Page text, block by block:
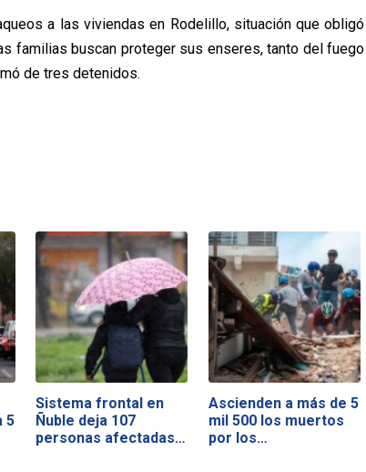
a las viviendas en Rodelillo, situación que obligó
familias buscan proteger sus enseres, tanto del fuego
de tres detenidos.
5
Sistema frontal en
Ñuble deja 107
personas afectadas…
Ascienden a más de 5
mil 500 los muertos
por los…